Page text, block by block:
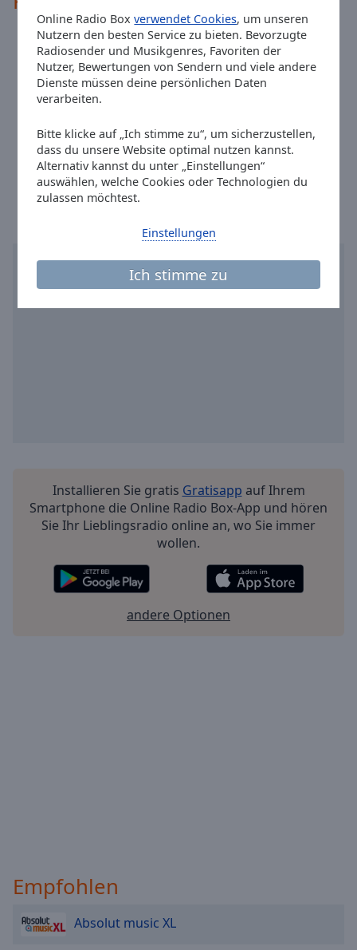
Online Radio Boxverwendet Cookies, um unseren
Nutzern den besten Service zu bieten. Bevorzugte
Radiosender und Musikgenres, Favoriten der
Nutzer, Bewertungen von Sendern und viele andere
Dienste müssen deine persönlichen Daten
verarbeiten.
Bitte klicke auf „Ich stimme zu“, um sicherzustellen,
dass du unsere Website optimal nutzen kannst.
Alternativ kannst du unter „Einstellungen“
auswählen, welche Cookies oder Technologien du
zulassen möchtest.
Ich stimme zu
Einstellungen
window.
Adresse:
Radio Seefunk RSF Reichenaustraße 19 D-78467
Konstanz
Telefon:
+(+49) 7531 28 65 33
Website:
www.radio-seefunk.de
Facebook: @DasneueRadioSeefunk
Ortszeit in Konstanz :15:57,08.10.2026
Installieren Sie gratis Gratisapp auf Ihrem
Smartphone die Online Radio Box-App und hören
Sie Ihr Lieblingsradio online an, wo Sie immer
wollen.
andere Optionen
Empfohlen
Absolut music XL